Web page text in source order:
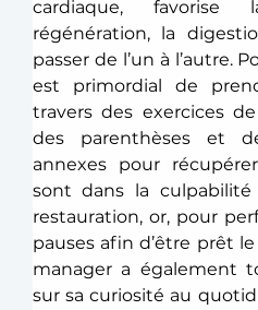
cardiaque, favorise
régénération, la
passer de l’un à l’autre.
est primordial de
travers des exercices
des parenthèses et
annexes pour
sont dans la
restauration, or, pour
pauses afin d’être prêt
manager a également
sur sa curiosité au